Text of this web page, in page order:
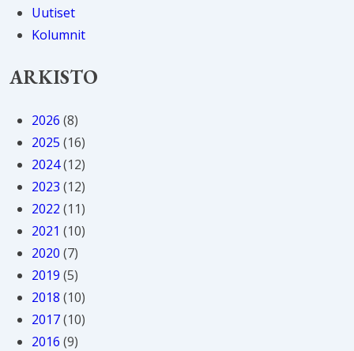
Uutiset
Kolumnit
ARKISTO
2026 (8)
2025 (16)
2024(12)
2023 (12)
2022 (11)
2021 (10)
2020 (7)
2019 (5)
2018 (10)
2017(10)
2016 (9)